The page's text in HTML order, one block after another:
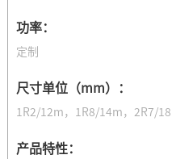
功率：
定制
尺寸单位（mm）：
1R2/12m，1R8/14m，2R7/
产品特性：